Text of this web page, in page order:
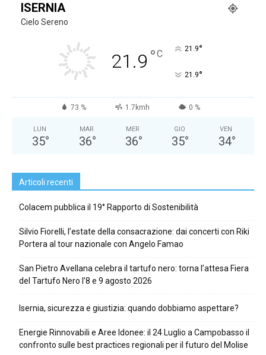
ISERNIA
Cielo Sereno
21.9 °C 21.9°
21.9°
73 % 1.7kmh 0 %
LUN
35°
MAR
36°
MER
36°
GIO
35°
VEN
34°
Articoli recenti
Colacem pubblica il 19° Rapporto di Sostenibilità
Silvio Fiorelli, l’estate della consacrazione: dai concerti con Riki
Portera al tour nazionale con Angelo Famao
San Pietro Avellana celebra il tartufo nero: torna l’attesa Fiera
del Tartufo Nero l’8 e 9 agosto 2026
Isernia, sicurezza e giustizia: quando dobbiamo aspettare?
Energie Rinnovabili e Aree Idonee: il 24 Luglio a Campobasso il
confronto sulle best practices regionali per il futuro del Molise